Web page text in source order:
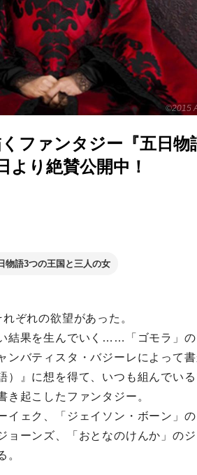
©2015
ファンタジー『五日物
より絶賛公開中！
物語3つの王国と三人の女
ぞれの欲望があった。
結果を生んでいく……「ゴモラ」
ンバティスタ・バジーレによって
）』に想を得て、いつも組んでい
き起こしたファンタジー。
イェク、「ジェイソン・ボーン」の
ョーンズ、「おとなのけんか」の
。